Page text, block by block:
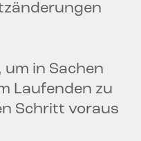
um in Sachen
Laufenden zu
Schritt voraus